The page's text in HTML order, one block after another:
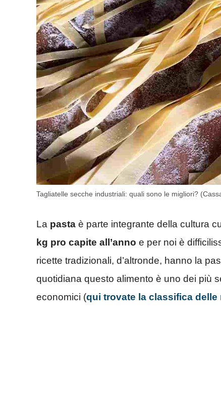
Tagliatelle secche industriali: quali sono le migliori?
La pasta è parte integrante della cultura
kg pro capite all’anno e per noi è
ricette tradizionali, d’altronde, hanno la
quotidiana questo alimento è uno dei più
economici (qui trovate la classifica